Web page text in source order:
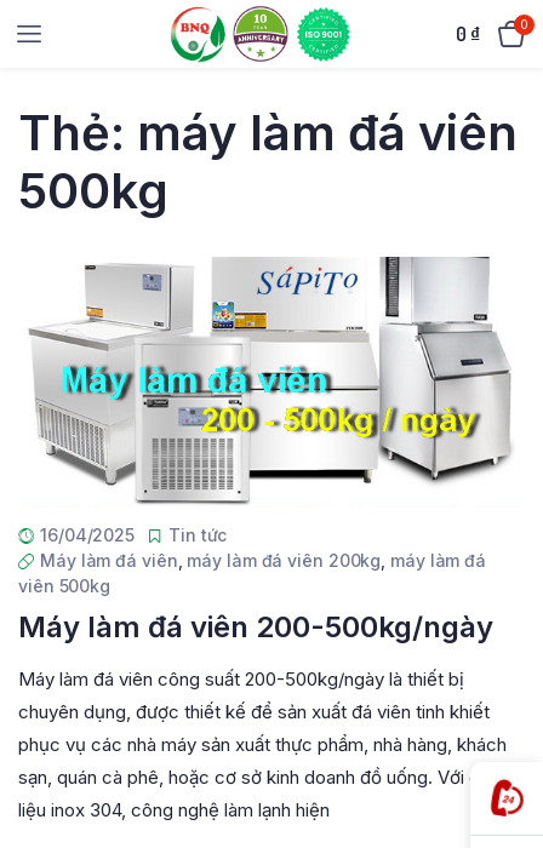
0 ₫ 0
Thẻ: máy làm đá viên
500kg
16/04/2025
Tin tức
Máy làm đá viên máy làm đá viên 200kg máy làm đá
viên 500kg
Máy làm đá viên 200-500kg/ngày
Máy làm đá viên công suất 200-500kg/ngày là thiết bị
chuyên dụng, được thiết kế để sản xuất đá viên tinh khiết
phục vụ các nhà máy sản xuất thực phẩm, nhà hàng, khách
sạn, quán cà phê, hoặc cơ sở kinh doanh đồ uống. Với chất
liệu inox 304, công nghệ làm lạnh hiện